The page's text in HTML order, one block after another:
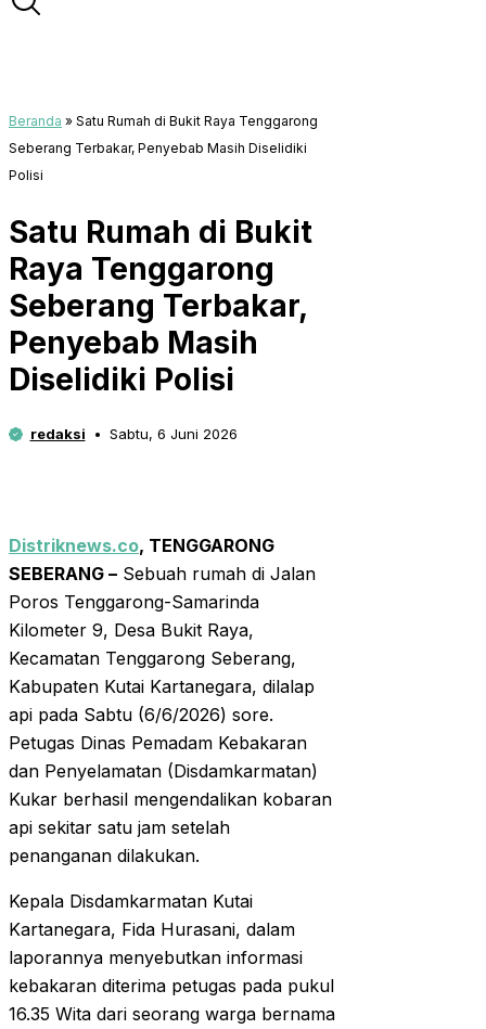
Beranda » Satu Rumah di Bukit Raya Tenggarong
Seberang Terbakar, Penyebab Masih Diselidiki
Polisi
Satu Rumah di Bukit
Raya Tenggarong
Seberang Terbakar,
Penyebab Masih
Diselidiki Polisi
redaksi Sabtu, 6 Juni 2026
Distriknews.co, TENGGARONG
SEBERANG – Sebuah rumah di Jalan
Poros Tenggarong-Samarinda
Kilometer 9, Desa Bukit Raya,
Kecamatan Tenggarong Seberang,
Kabupaten Kutai Kartanegara, dilalap
api pada Sabtu (6/6/2026) sore.
Petugas Dinas Pemadam Kebakaran
dan Penyelamatan (Disdamkarmatan)
Kukar berhasil mengendalikan kobaran
api sekitar satu jam setelah
penanganan dilakukan.
Kepala Disdamkarmatan Kutai
Kartanegara, Fida Hurasani, dalam
laporannya menyebutkan informasi
kebakaran diterima petugas pada pukul
16.35 Wita dari seorang warga bernama